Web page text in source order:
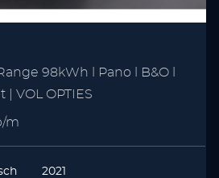
98kWh l Pano l B&O l
VOL OPTIES
m
2021